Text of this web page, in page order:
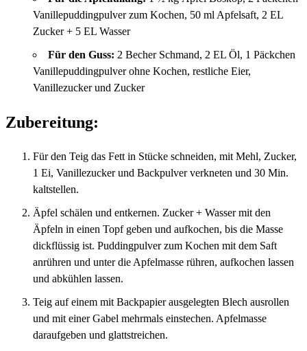
Vanillepuddingpulver zum Kochen, 50 ml Apfelsaft, 2 EL
Zucker + 5 EL Wasser
Für den Guss: 2 Becher Schmand, 2 EL Öl, 1 Päckchen
Vanillepuddingpulver ohne Kochen, restliche Eier,
Vanillezucker und Zucker
Zubereitung:
Für den Teig das Fett in Stücke schneiden, mit Mehl, Zucker,
1 Ei, Vanillezucker und Backpulver verkneten und 30 Min.
kaltstellen.
Äpfel schälen und entkernen. Zucker + Wasser mit den
Äpfeln in einen Topf geben und aufkochen, bis die Masse
dickflüssig ist. Puddingpulver zum Kochen mit dem Saft
anrühren und unter die Apfelmasse rühren, aufkochen lassen
und abkühlen lassen.
Teig auf einem mit Backpapier ausgelegten Blech ausrollen
und mit einer Gabel mehrmals einstechen. Apfelmasse
daraufgeben und glattstreichen.